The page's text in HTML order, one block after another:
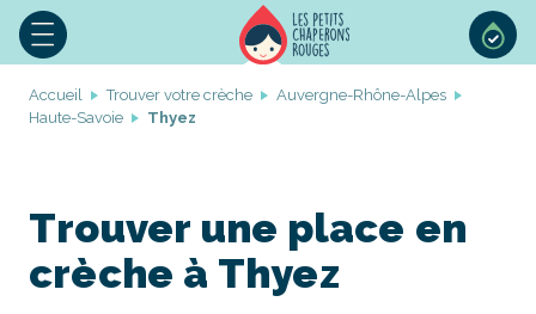
Accueil Trouver votre crèche
Auvergne-Rhône-Alpes
Haute-Savoie
Thyez
Trouver une place en
crèche à Thyez